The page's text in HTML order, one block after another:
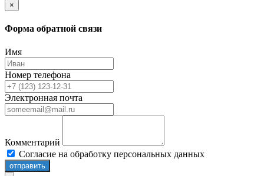
×
Форма обратной связи
Имя
Номер телефона
Электронная почта
Комментарий
Согласие на обработку персональных данных
отправить